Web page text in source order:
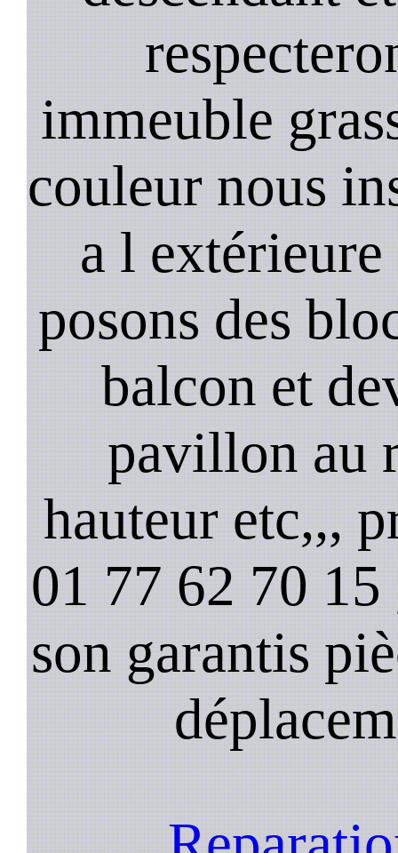
immeuble
couleur nous
a l
posons des
balcon et
pavillon au
hauteur etc,,,
01 77 62 70
son garantis